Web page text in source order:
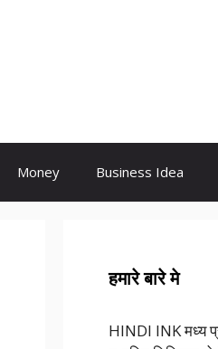
Money Business Idea
हमारे बारे मे
HINDI INK मध्य